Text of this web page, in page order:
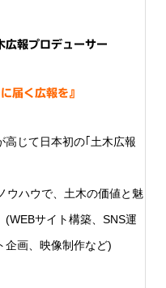
報プロデューサー
届く広報を』
高じて日本初の｢土木広報
ウハウで、土木の価値と魅
サイト構築、SNS運
企画、映像制作など)